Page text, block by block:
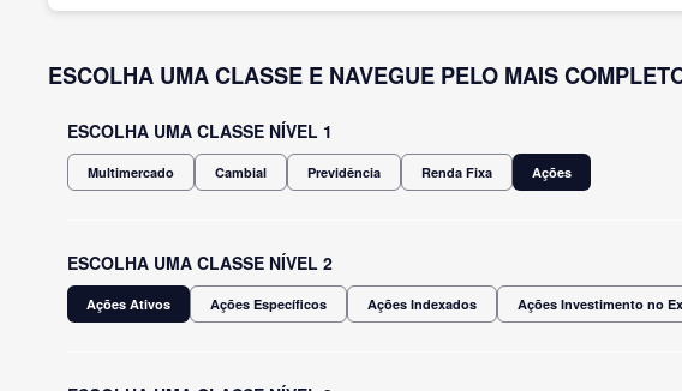
ESCOLHA UMA CLASSE E NAVEGUE PELO MAIS
ESCOLHA UMA CLASSE NÍVEL 1
Multimercado Cambial Previdência Renda Fixa Ações
ESCOLHA UMA CLASSE NÍVEL 2
Ações Ativos Ações Específicos Ações Indexados Ações Investimento no